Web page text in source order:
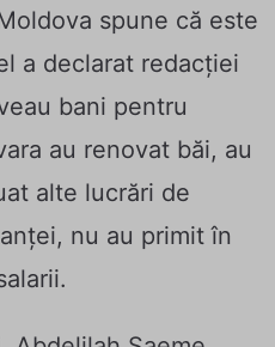
spune că este
a declarat redacției
bani pentru
au renovat băi, au
alte lucrări de
nu au primit în